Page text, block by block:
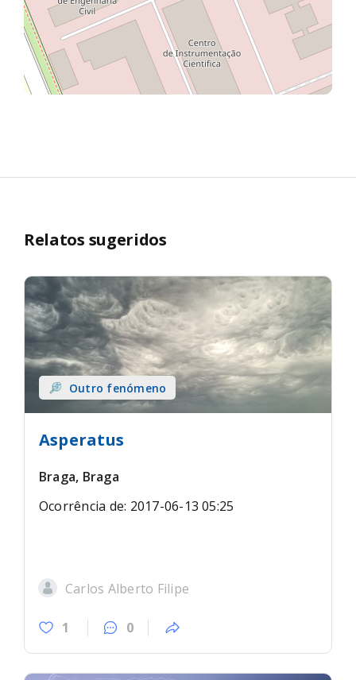
Relatos sugeridos
Outro fenómeno
Asperatus
Braga, Braga
Ocorrência de: 2017-06-13 05:25
Carlos Alberto Filipe
1 0